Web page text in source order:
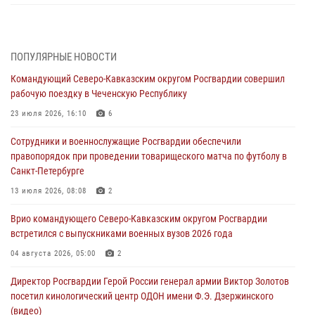
В Нижнем Новгороде состоялось Всероссийское совещание-
семинар по вопросам развития вневедомственной охраны
06 августа 2026, 14:47 10 1
В Брянске сотрудники и военнослужащие Росгвардии почтили
память Героя России Олега Визнюка
В кинологическом центре Уральского округа Росгвардии почтили
память товарищей, погибших при исполнении воинского долга
В Центральном округе Росгвардии прошли мероприятия к
ПОПУЛЯРНЫЕ НОВОСТИ
Командующий Северо-Кавказским округом Росгвардии совершил
рабочую поездку в Чеченскую Республику
23 июля 2026, 16:10 6
Сотрудники и военнослужащие Росгвардии обеспечили
правопорядок при проведении товарищеского матча по футболу в
Санкт-Петербурге
13 июля 2026, 08:08 2
Врио командующего Северо-Кавказским округом Росгвардии
встретился с выпускниками военных вузов 2026 года
04 августа 2026, 05:00 2
Директор Росгвардии Герой России генерал армии Виктор Золотов
посетил кинологический центр ОДОН имени Ф.Э. Дзержинского
(видео)